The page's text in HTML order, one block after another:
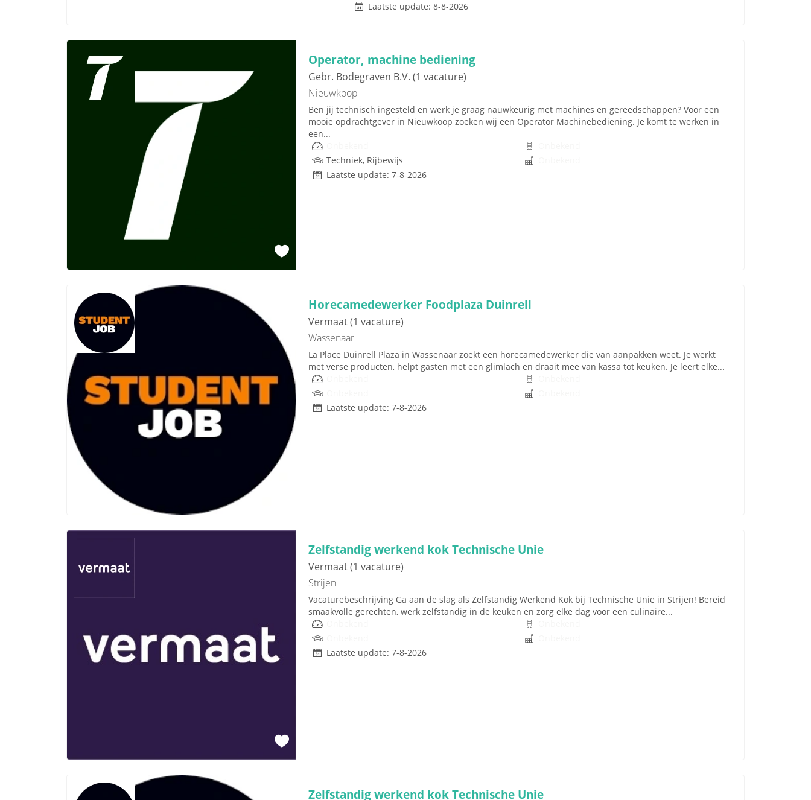
Laatste update: 8-8-2026
Operator, machine bediening
Gebr. Bodegraven B.V. (1 vacature)
Nieuwkoop
Ben jij technisch ingesteld en werk je graag nauwkeurig met machines en gereedschappen? Voor een
mooie opdrachtgever in Nieuwkoop zoeken wij een Operator Machinebediening. Je komt te werken in
een...
Techniek, Rijbewijs
Laatste update: 7-8-2026
Horecamedewerker Foodplaza Duinrell
Vermaat(1 vacature)
Wassenaar
La Place Duinrell Plaza in Wassenaar zoekt een horecamedewerker die van aanpakken weet. Je werkt
met verse producten, helpt gasten met een glimlach en draait mee van kassa tot keuken. Je leert elke...
Laatste update: 7-8-2026
Zelfstandig werkend kok Technische Unie
Vermaat(1 vacature)
Strijen
Vacaturebeschrijving Ga aan de slag als Zelfstandig Werkend Kok bij Technische Unie in Strijen! Bereid
smaakvolle gerechten, werk zelfstandig in de keuken en zorg elke dag voor een culinaire...
Laatste update: 7-8-2026
Zelfstandig werkend kok Technische Unie